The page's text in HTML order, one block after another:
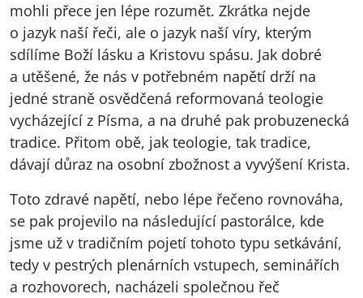
mohli přece jen lépe rozumět. Zkrátka nejde
o jazyk naší řeči, ale o jazyk naší víry, kterým
sdílíme Boží lásku a Kristovu spásu. Jak dobré
a utěšené, že nás v potřebném napětí drží na
jedné straně osvědčená reformovaná teologie
vycházející z Písma, a na druhé pak probuzenecká
tradice. Přitom obě, jak teologie, tak tradice,
dávají důraz na osobní zbožnost a vyvýšení Krista.
Toto zdravé napětí, nebo lépe řečeno rovnováha,
se pak projevilo na následující pastorálce, kde
jsme už v tradičním pojetí tohoto typu setkávání,
tedy v pestrých plenárních vstupech, seminářích
a rozhovorech, nacházeli společnou řeč